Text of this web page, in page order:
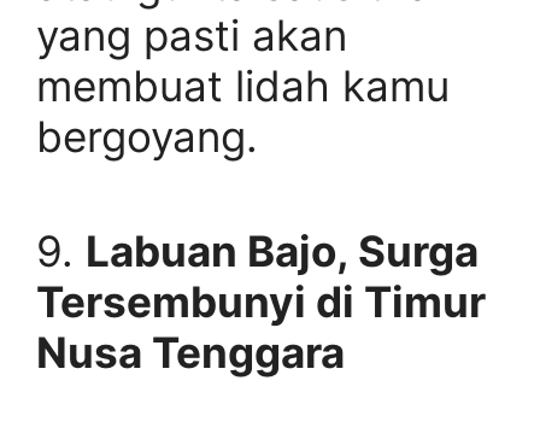
yang pasti akan
membuat lidah kamu
bergoyang.
9. Labuan Bajo, Surga
Tersembunyi di Timur
Nusa Tenggara